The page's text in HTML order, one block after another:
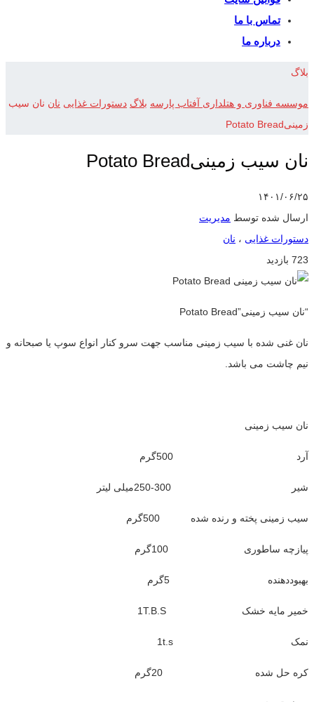
تماس با ما
درباره ما
بلاگ
موسسه فناوری و هتلداری آفتاب پارسه بلاگ دستورات غذایی نان نان سیب
زمینیPotato Bread
نان سیب زمینیPotato Bread
۱۴۰۱/۰۶/۲۵
ارسال شده توسط مدیریت
دستورات غذایی ، نان
723 بازدید
“نان سیب زمینی”Potato Bread
نان غنی شده با سیب زمینی مناسب جهت سرو کنار انواع سوپ یا صبحانه و
نیم چاشت می باشد.
نان سیب زمینی
آرد 500گرم
شیر 300-250میلی لیتر
سیب زمینی پخته و رنده شده 500گرم
پیازچه ساطوری 100گرم
بهبوددهنده 5گرم
خمیر مایه خشک 1T.B.S
نمک 1t.s
کره حل شده 20گرم